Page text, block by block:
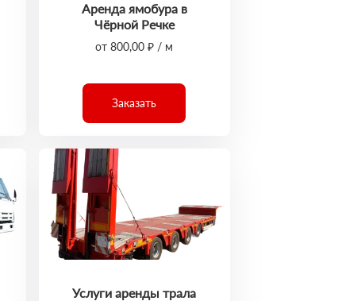
Аренда ямобура в
Чёрной Речке
от 800,00 ₽ / м
Заказать
Услуги аренды трала